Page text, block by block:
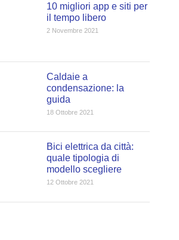
10 migliori app e siti per
il tempo libero
2 Novembre 2021
Caldaie a
condensazione: la
guida
18 Ottobre 2021
Bici elettrica da città:
quale tipologia di
modello scegliere
12 Ottobre 2021